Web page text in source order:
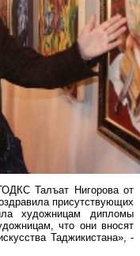
Талъат Нигорова от
присутствующих
художницам дипломы
что они вносят
Таджикистана», -